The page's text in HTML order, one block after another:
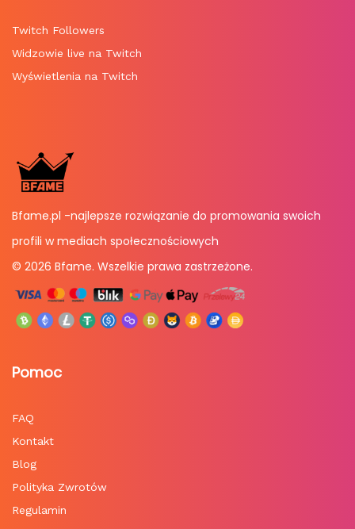
Twitch Followers
Widzowie live na Twitch
Wyświetlenia na Twitch
Bfame.pl -najlepsze rozwiązanie do promowania swoich
profili w mediach społecznościowych
© 2026 Bfame. Wszelkie prawa zastrzeżone.
Pomoc
FAQ
Kontakt
Blog
Polityka Zwrotów
Regulamin